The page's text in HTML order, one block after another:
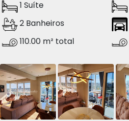
1 Suíte
2 Banheiros
110.00 m² total